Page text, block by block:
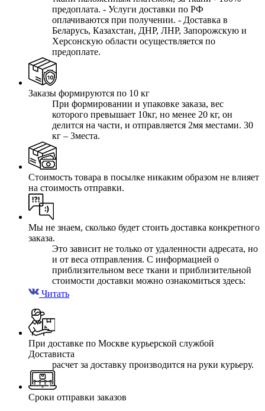
предоплата. - Услуги доставки по РФ
оплачиваются при получении. - Доставка в
Беларусь, Казахстан, ДНР, ЛНР, Запорожскую и
Херсонскую области осуществляется по
предоплате.
Заказы формируются по 10 кг
При формировании и упаковке заказа, вес
которого превышает 10кг, но менее 20 кг, он
делится на части, и отправляется 2мя местами. 30
кг – 3места.
Стоимость товара в посылке никаким образом не влияет
на стоимость отправки.
Мы не знаем, сколько будет стоить доставка конкретного
заказа.
Это зависит не только от удаленности адресата, но
и от веса отправления. С информацией о
приблизительном весе ткани и приблизительной
стоимости доставки можно ознакомиться здесь:
Читать
При доставке по Москве курьерской службой
Достависта
расчет за доставку производится на руки курьеру.
Сроки отправки заказов